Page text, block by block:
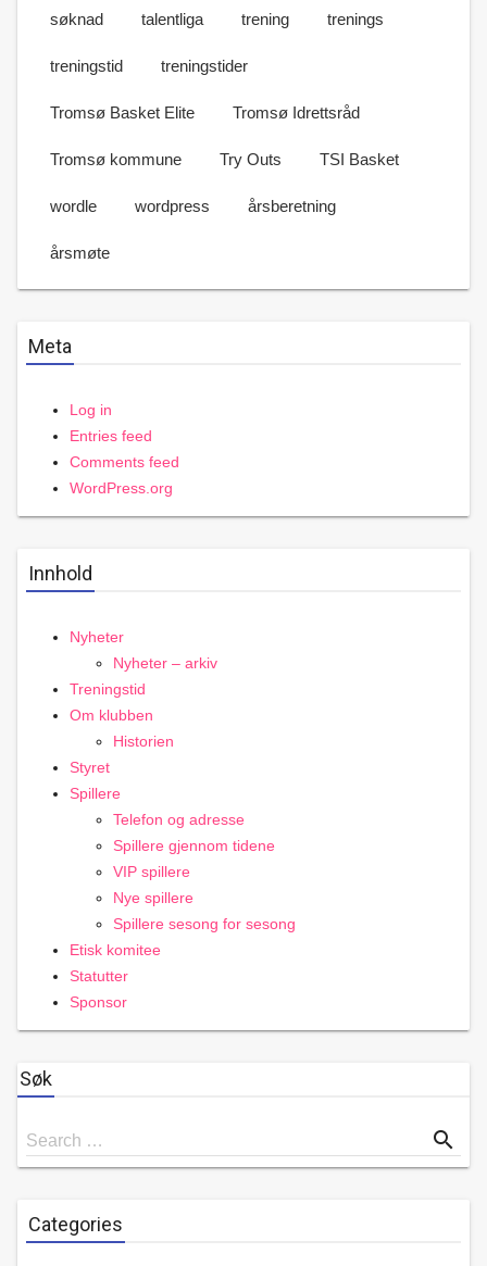
søknad talentliga trening trenings
treningstid treningstider
Tromsø Basket Elite Tromsø Idrettsråd
Tromsø kommune Try Outs TSI Basket
wordle wordpress årsberetning
årsmøte
Meta
Log in
Entries feed
Comments feed
WordPress.org
Innhold
Nyheter
Nyheter – arkiv
Treningstid
Om klubben
Historien
Styret
Spillere
Telefon og adresse
Spillere gjennom tidene
VIP spillere
Nye spillere
Spillere sesong for sesong
Etisk komitee
Statutter
Sponsor
Søk
Search
for
Search … search
Categories